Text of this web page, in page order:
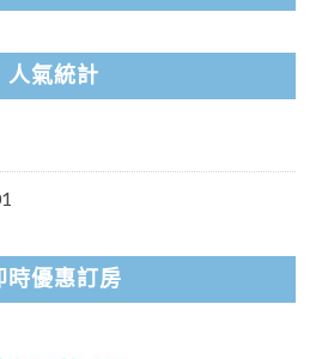
人氣統計
時優惠訂房